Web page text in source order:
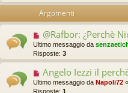
Argomenti
@Rafbor: ¿Perchè
Ultimo messaggio da
Risposte: 3
Angelo Iezzi il
Ultimo messaggio da Napoli72 «
Risposte: 1